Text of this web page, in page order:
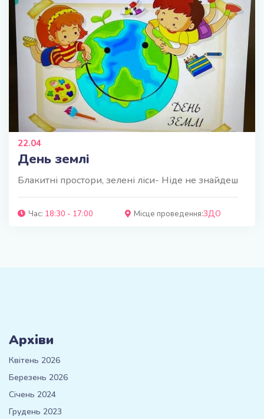
22.04
День землі
Блакитні простори, зелені ліси- Ніде не знайдеш
Час: 18:30 - 17:00 Місце проведення:ЗДО
Архіви
Квітень 2026
Березень 2026
Січень 2024
Грудень 2023